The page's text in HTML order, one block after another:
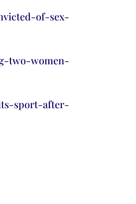
of-sex-
two-women-
sport-after-